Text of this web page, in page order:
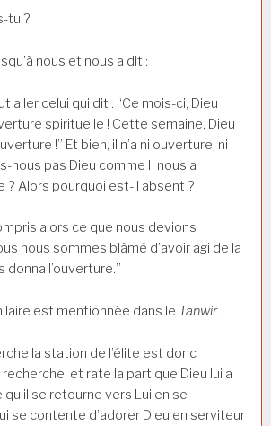
tu ?
nous et nous a dit :
celui qui dit : “Ce mois-ci, Dieu
spirituelle ! Cette semaine, Dieu
!” Et bien, il n’a ni ouverture, ni
nous pas Dieu comme Il nous a
? Alors pourquoi est-il absent ?
alors ce que nous devions
nous sommes blâmé d’avoir agi de la
donna l’ouverture.”
est mentionnée dans le Tanwir.
la station de l’élite est donc
et rate la part que Dieu lui a
qu’il se retourne vers Lui en se
se contente d’adorer Dieu en serviteur